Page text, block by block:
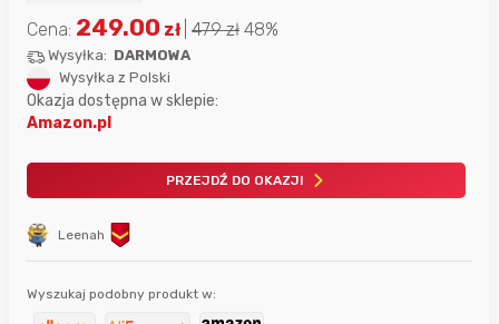
Leenah
Cena: 249.00 zł 479zł 48%
Wysyłka: DARMOWA
Wysyłka z Polski
Okazja dostępna w sklepie:
Amazon.pl
PRZEJDŹ DO OKAZJI
Wyszukaj podobny produkt w: